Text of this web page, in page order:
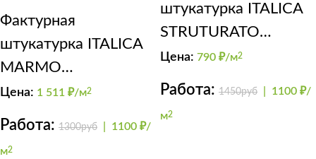
Фактурная
штукатурка ITALICA
MARMO
TRAVERTINO 1000 +
Цена: 1 511 ₽/м2
Работа: 1300руб 1100 ₽/
м2
штукатурка ITALICA
STRUTURATO
CRISTALLO
Цена: 790 ₽/м2
Работа: 1450руб 1100 ₽/
м2